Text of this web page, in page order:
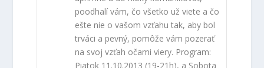
poodhalí vám, čo všetko už viete a čo
ešte nie o vašom vzťahu tak, aby bol
trváci a pevný, pomôže vám pozerať
na svoj vzťah očami viery. Program:
Piatok 11.10.2013 (19-21h), a Sobota